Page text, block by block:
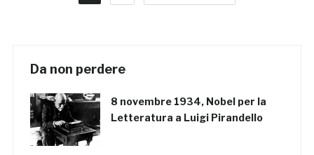
Da non perdere
8 novembre 1934, Nobel per la
Letteratura a Luigi Pirandello